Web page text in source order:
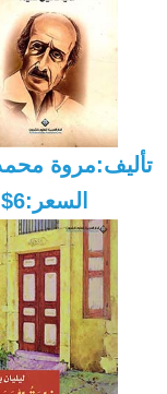
تأليف:مروة محمد
السعر:6$